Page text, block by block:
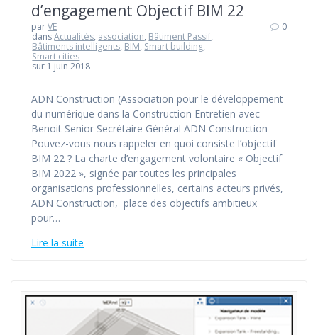
d’engagement Objectif BIM 22
parVE
dansActualités, association, Bâtiment Passif,
Bâtiments intelligents, BIM, Smart building,
Smart cities
sur 1 juin 2018
0
ADN Construction (Association pour le développement
du numérique dans la Construction Entretien avec
Benoit Senior Secrétaire Général ADN Construction
Pouvez-vous nous rappeler en quoi consiste l’objectif
BIM 22 ? La charte d’engagement volontaire « Objectif
BIM 2022 », signée par toutes les principales
organisations professionnelles, certains acteurs privés,
ADN Construction, place des objectifs ambitieux
pour…
Lire la suite